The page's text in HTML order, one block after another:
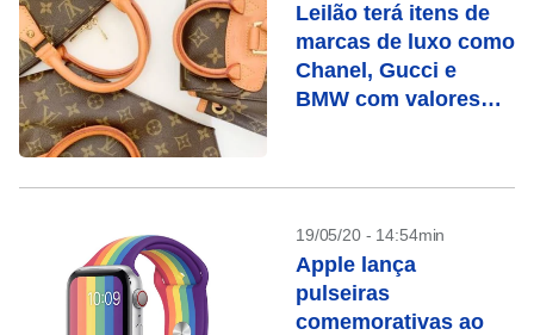
Leilão terá itens de
marcas de luxo como
Chanel, Gucci e
BMW com valores
19/05/20 - 14:54min
Apple lança
pulseiras
comemorativas ao